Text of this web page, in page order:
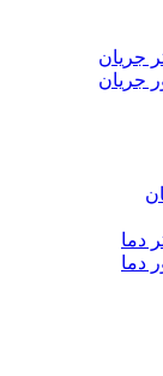
جریان
جریان
دما
دما